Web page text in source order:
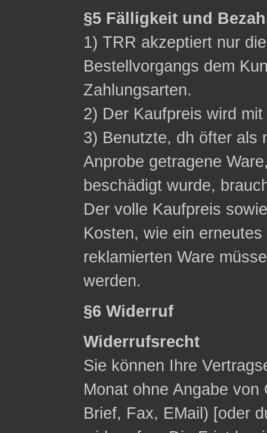
§5 Fälligkeit und
1) TRR akzeptiert nur
Bestellvorgangs dem
Zahlungsarten.
2) Der Kaufpreis wird
3) Benutzte, dh öfter als
Anprobe getragene
beschädigt wurde,
Der volle Kaufpreis
Kosten, wie ein
reklamierten Ware
werden.
§6 Widerruf
Widerrufsrecht
Sie können Ihre
Monat ohne Angabe
Brief, Fax, E­Mail) [oder